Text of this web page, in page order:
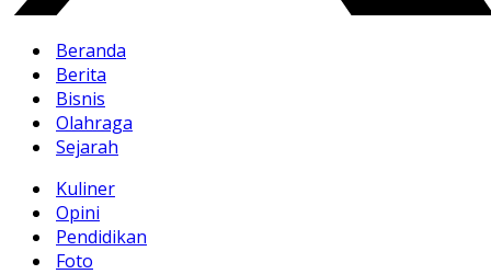
Beranda
Berita
Bisnis
Olahraga
Sejarah
Kuliner
Opini
Pendidikan
Foto